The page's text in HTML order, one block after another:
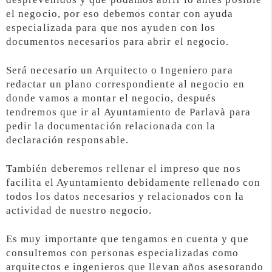
el negocio, por eso debemos contar con ayuda
especializada para que nos ayuden con los
documentos necesarios para abrir el negocio.
Será necesario un Arquitecto o Ingeniero para
redactar un plano correspondiente al negocio en
donde vamos a montar el negocio, después
tendremos que ir al Ayuntamiento de Parlavà para
pedir la documentación relacionada con la
declaración responsable.
También deberemos rellenar el impreso que nos
facilita el Ayuntamiento debidamente rellenado con
todos los datos necesarios y relacionados con la
actividad de nuestro negocio.
Es muy importante que tengamos en cuenta y que
consultemos con personas especializadas como
arquitectos e ingenieros que llevan años asesorando